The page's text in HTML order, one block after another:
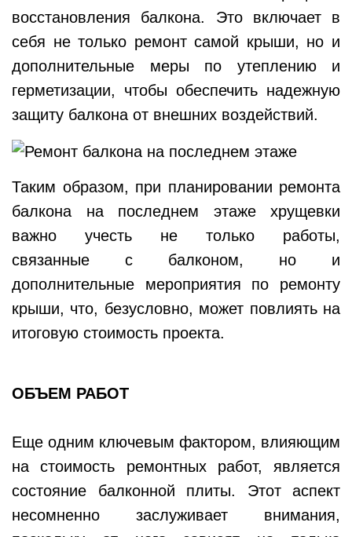
восстановления балкона. Это включает в
себя не только ремонт самой крыши, но и
дополнительные меры по утеплению и
герметизации, чтобы обеспечить надежную
защиту балкона от внешних воздействий.
Таким образом, при планировании ремонта
балкона на последнем этаже хрущевки
важно учесть не только работы,
связанные с балконом, но и
дополнительные мероприятия по ремонту
крыши, что, безусловно, может повлиять на
итоговую стоимость проекта.
ОБЪЕМ РАБОТ
Еще одним ключевым фактором, влияющим
на стоимость ремонтных работ, является
состояние балконной плиты. Этот аспект
несомненно заслуживает внимания,